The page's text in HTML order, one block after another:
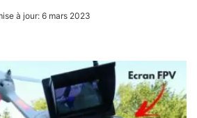
à jour: 6 mars 2023